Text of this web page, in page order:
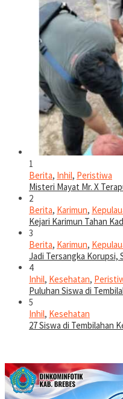
1
Berita, Inhil, Peristiwa
Misteri Mayat Mr. X
2
Berita, Karimun,
Kejari Karimun Tahan
3
Berita, Karimun,
Jadi Tersangka
4
Inhil, Kesehatan,
Puluhan Siswa di
5
Inhil, Kesehatan
27 Siswa di Tembilahan